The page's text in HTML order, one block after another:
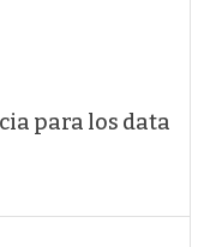
para los data